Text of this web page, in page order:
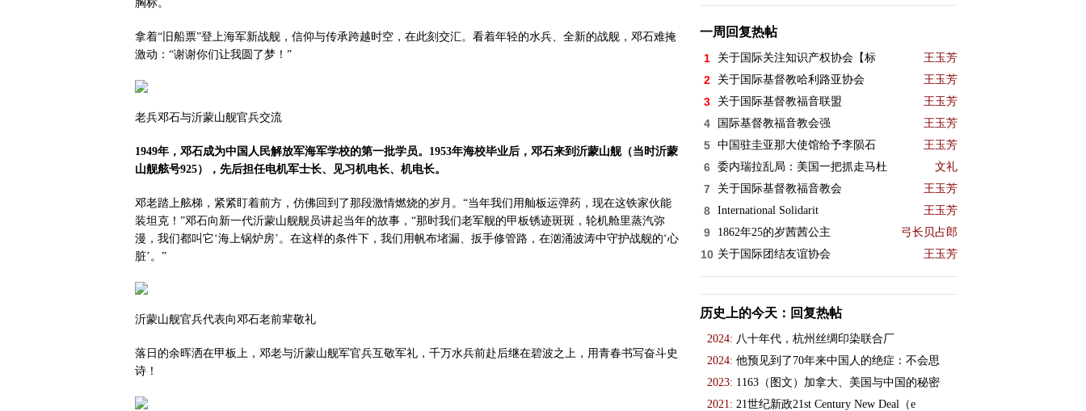
胸标。
拿着“旧船票”登上海军新战舰，信仰与传承跨越时空，在此刻交汇。看着年轻的水兵、全新的战舰，邓石难掩
激动：“谢谢你们让我圆了梦！”
老兵邓石与沂蒙山舰官兵交流
1949年，邓石成为中国人民解放军海军学校的第一批学员。1953年海校毕业后，邓石来到沂蒙山舰（当时沂蒙
山舰舷号925），先后担任电机军士长、见习机电长、机电长。
邓老踏上舷梯，紧紧盯着前方，仿佛回到了那段激情燃烧的岁月。“当年我们用舢板运弹药，现在这铁家伙能
装坦克！”邓石向新一代沂蒙山舰舰员讲起当年的故事，“那时我们老军舰的甲板锈迹斑斑，轮机舱里蒸汽弥
漫，我们都叫它‘海上锅炉房’。在这样的条件下，我们用帆布堵漏、扳手修管路，在汹涌波涛中守护战舰的‘心
脏’。”
沂蒙山舰官兵代表向邓石老前辈敬礼
落日的余晖洒在甲板上，邓老与沂蒙山舰军官兵互敬军礼，千万水兵前赴后继在碧波之上，用青春书写奋斗史
诗！
一周回复热帖
1 关于国际关注知识产权协会【标 王玉芳
2 关于国际基督教哈利路亚协会 王玉芳
3 关于国际基督教福音联盟 王玉芳
4 国际基督教福音教会强 王玉芳
5 中国驻圭亚那大使馆给予李陨石 王玉芳
6 委内瑞拉乱局：美国一把抓走马杜 文礼
7 关于国际基督教福音教会 王玉芳
8 International Solidarit 王玉芳
9 1862年25的岁茜茜公主 弓长贝占郎
10 关于国际团结友谊协会 王玉芳
历史上的今天：回复热帖
2024: 八十年代，杭州丝绸印染联合厂
2024: 他预见到了70年来中国人的绝症：不会思
2023: 1163（图文）加拿大、美国与中国的秘密
2021: 21世纪新政21st Century New Deal（e